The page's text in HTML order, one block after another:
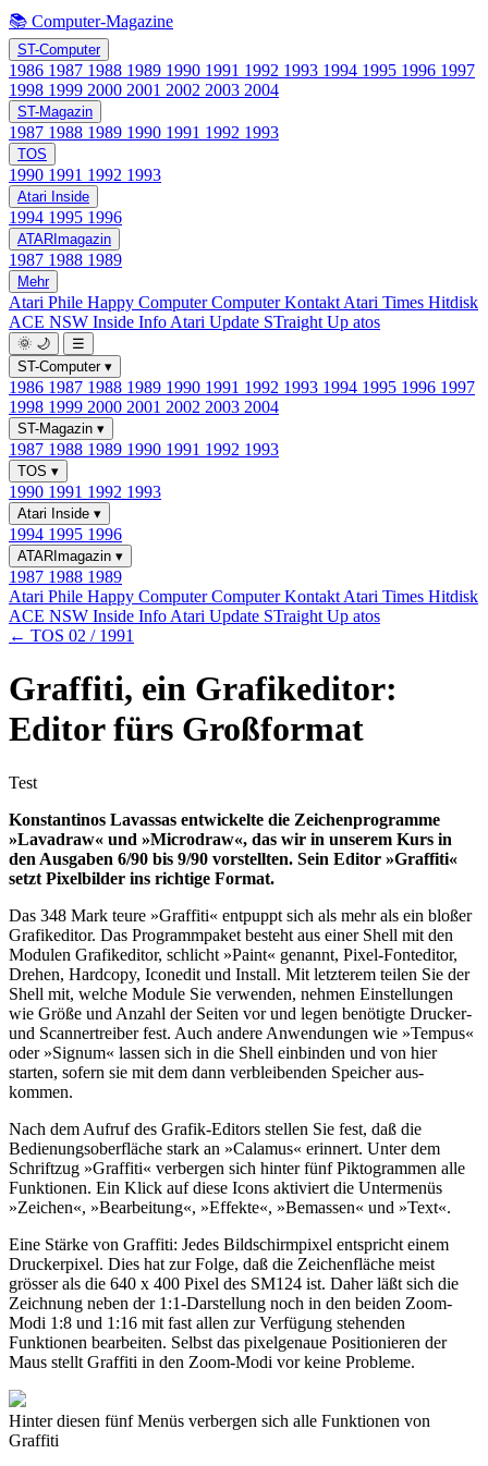
📚 Computer-Magazine
ST-Computer
1986 1987 1988 1989 1990 1991 1992 1993 1994 1995 1996 1997
1998 1999 2000 2001 2002 2003 2004
ST-Magazin
1987 1988 1989 1990 1991 1992 1993
TOS
1990 1991 1992 1993
Atari Inside
1994 1995 1996
ATARImagazin
1987 1988 1989
Mehr
Atari Phile Happy ComputerComputer Kontakt Atari Times Hitdisk
ACE NSW Inside Info Atari Update STraight Up atos
🌞 🌙
☰
ST-Computer ▾
1986 1987 1988 1989 1990 1991 1992 1993 1994 1995 1996 1997
1998 1999 2000 2001 2002 2003 2004
ST-Magazin ▾
1987 1988 1989 1990 1991 1992 1993
TOS ▾
1990 1991 1992 1993
Atari Inside ▾
1994 1995 1996
ATARImagazin ▾
1987 1988 1989
Atari Phile Happy ComputerComputer Kontakt Atari Times Hitdisk
ACE NSW Inside Info Atari Update STraight Up atos
← TOS 02 / 1991
Graffiti, ein Grafikeditor:
Editor fürs Großformat
Test
Konstantinos Lavassas entwickelte die Zeichenprogramme
»Lavadraw« und »Microdraw«, das wir in unserem Kurs in
den Ausgaben 6/90 bis 9/90 vorstellten. Sein Editor »Graffiti«
setzt Pixelbilder ins richtige Format.
Das 348 Mark teure »Graffiti« entpuppt sich als mehr als ein bloßer
Grafikeditor. Das Programmpaket besteht aus einer Shell mit den
Modulen Grafikeditor, schlicht »Paint« genannt, Pixel-Fonteditor,
Drehen, Hardcopy, Iconedit und Install. Mit letzterem teilen Sie der
Shell mit, welche Module Sie verwenden, nehmen Einstellungen
wie Größe und Anzahl der Seiten vor und legen benötigte Drucker-
und Scannertreiber fest. Auch andere Anwendungen wie »Tempus«
oder »Signum« lassen sich in die Shell einbinden und von hier
starten, sofern sie mit dem dann verbleibenden Speicher aus-
kommen.
Nach dem Aufruf des Grafik-Editors stellen Sie fest, daß die
Bedienungsoberfläche stark an »Calamus« erinnert. Unter dem
Schriftzug »Graffiti« verbergen sich hinter fünf Piktogrammen alle
Funktionen. Ein Klick auf diese Icons aktiviert die Untermenüs
»Zeichen«, »Bearbeitung«, »Effekte«, »Bemassen« und »Text«.
Eine Stärke von Graffiti: Jedes Bildschirmpixel entspricht einem
Druckerpixel. Dies hat zur Folge, daß die Zeichenfläche meist
grösser als die 640 x 400 Pixel des SM124 ist. Daher läßt sich die
Zeichnung neben der 1:1-Darstellung noch in den beiden Zoom-
Modi 1:8 und 1:16 mit fast allen zur Verfügung stehenden
Funktionen bearbeiten. Selbst das pixelgenaue Positionieren der
Maus stellt Graffiti in den Zoom-Modi vor keine Probleme.
Hinter diesen fünf Menüs verbergen sich alle Funktionen von
Graffiti